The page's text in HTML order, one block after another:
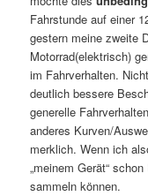
Fahrstunde auf einer
gestern meine zweite
Motorrad(elektrisch)
im Fahrverhalten.
deutlich bessere
generelle
anderes Kurven/
merklich. Wenn ich
„meinem Gerät“
sammeln können.